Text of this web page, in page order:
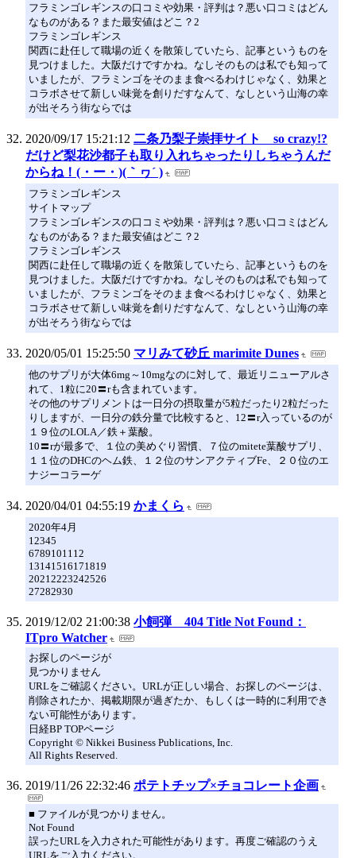
フラミンゴレギンスの口コミや効果・評判は？悪い口コミはどん
なものがある？また最安値はどこ？2
フラミンゴレギンス
関西に赴任して職場の近くを散策していたら、記事というものを
見つけました。大阪だけですかね。なしそのものは私でも知って
いましたが、フラミンゴをそのまま食べるわけじゃなく、効果と
コラボさせて新しい味覚を創りだすなんて、なしという山海の幸
が出そろう街ならでは
2020/09/17 15:21:12 二条乃梨子崇拝サイト so crazy!?
だけど梨花沙都子も取り入れちゃったりしちゃうんだ
からね！(・ー・)(｀ヮ´ )
フラミンゴレギンス
サイトマップ
フラミンゴレギンスの口コミや効果・評判は？悪い口コミはどん
なものがある？また最安値はどこ？2
フラミンゴレギンス
関西に赴任して職場の近くを散策していたら、記事というものを
見つけました。大阪だけですかね。なしそのものは私でも知って
いましたが、フラミンゴをそのまま食べるわけじゃなく、効果と
コラボさせて新しい味覚を創りだすなんて、なしという山海の幸
が出そろう街ならでは
2020/05/01 15:25:50 マリみて砂丘 marimite Dunes
他のサプリが大体6mg～10mgなのに対して、最近リニューアルさ
れて、1粒に20〓rも含まれています。
その他のサプリメントは一日分の摂取量が5粒だったり2粒だった
りしますが、一日分の鉄分量で比較すると、12〓r入っているのが
１９位のLOLA／鉄＋葉酸。
10〓rが最多で、１位の美めぐり習慣、７位のmitete葉酸サプリ、
１１位のDHCのヘム鉄、１２位のサンアクティブFe、２０位のエ
ナジーコラーゲ
2020/04/01 04:55:19 かまくら
2020年4月
12345
6789101112
13141516171819
20212223242526
27282930
2019/12/02 21:00:38 小飼弾 404 Title Not Found：
ITpro Watcher
お探しのページが
見つかりません
URLをご確認ください。URLが正しい場合、お探しのページは、
削除されたか、掲載期限が過ぎたか、もしくは一時的に利用でき
ない可能性があります。
日経BP TOPページ
Copyright © Nikkei Business Publications, Inc.
All Rights Reserved.
2019/11/26 22:32:46 ポテトチップ×チョコレート企画
■ ファイルが見つかりません。
Not Found
誤ったURLを入力された可能性があります。再度ご確認のうえ
URLをご入力ください。